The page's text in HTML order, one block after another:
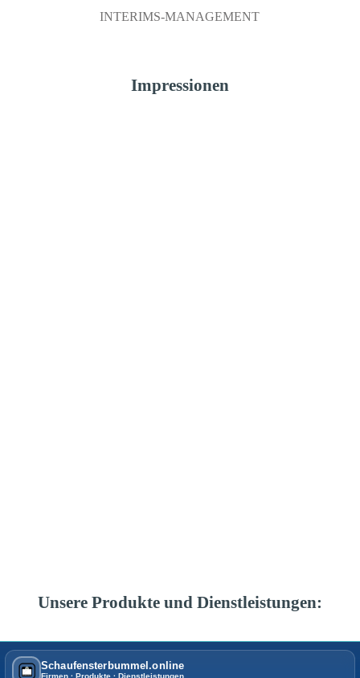
INTERIMS-MANAGEMENT
Impressionen
Unsere Produkte und Dienstleistungen:
Schaufensterbummel.online
Firmen · Produkte · Dienstleistungen